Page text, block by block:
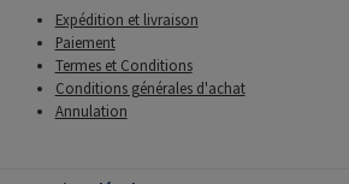
Expédition et livraison
Paiement
Termes et Conditions
Conditions générales d'achat
Annulation